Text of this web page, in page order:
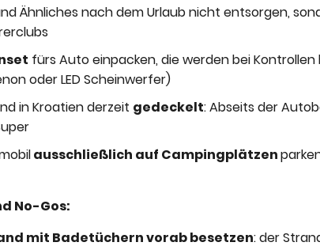
Ähnliches nach dem Urlaub nicht entsorgen,
fürs Auto einpacken, die werden bei
oder LED Scheinwerfer)
in Kroatien derzeit gedeckelt: Abseits der
ausschließlich auf Campingplätzen
No-Gos:
mit Badetüchern vorab besetzen: der